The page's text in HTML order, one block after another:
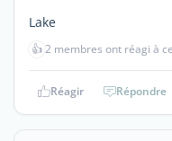
Lake
👍2 membres ont réagi à
Réagir Répondre